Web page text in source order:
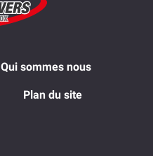
Qui sommes nous
Plan du site